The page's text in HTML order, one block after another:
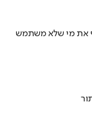
את מי שלא משתמש